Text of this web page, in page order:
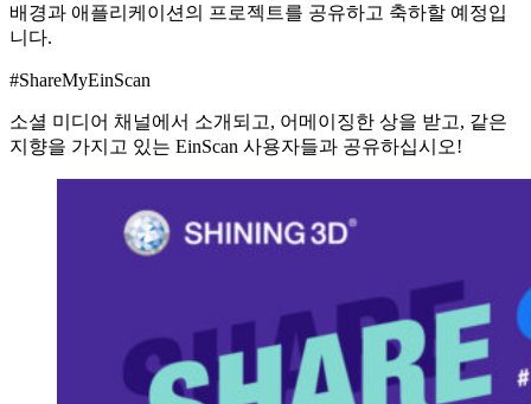
배경과 애플리케이션의 프로젝트를 공유하고 축하할 예정입
니다.
#ShareMyEinScan
소셜 미디어 채널에서 소개되고, 어메이징한 상을 받고, 같은
지향을 가지고 있는 EinScan 사용자들과 공유하십시오!